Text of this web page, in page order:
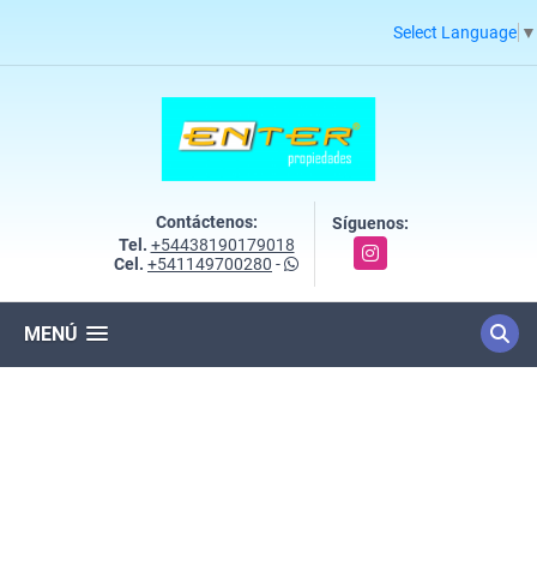
Select Language ▼
Contáctenos:
Tel. +54438190179018
Cel. +541149700280 -
Síguenos:
Instagram
MENÚ